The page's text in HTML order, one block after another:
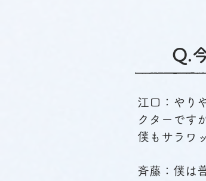
​Q.
江口：やり
クターです
僕もサラワ
斉藤：僕は